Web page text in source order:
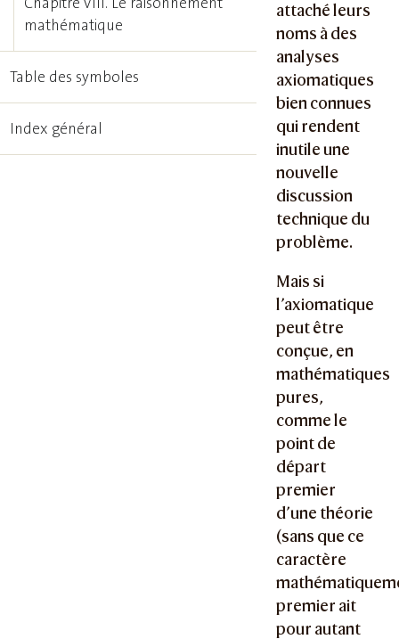
attaché leurs
noms à des
analyses
axiomatiques
bien connues
qui rendent
inutile une
nouvelle
discussion
technique du
problème.
Mais si
l’axiomatique
peut être
conçue, en
mathématiques
pures,
comme le
point de
départ
premier
d’une théorie
(sans que ce
caractère
premier ait
pour autant
mathématique
Table des symboles
Index général